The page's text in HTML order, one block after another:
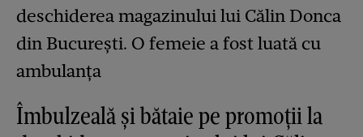
Îmbulzeală și bătaie pe promoții la